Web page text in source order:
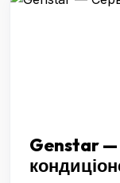
Genstar —